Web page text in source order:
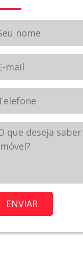
Mensagem
de Interesse